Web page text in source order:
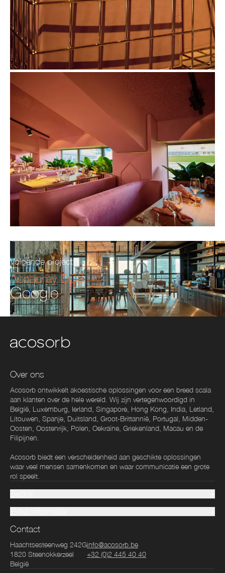
Volgende project
Acospray DC3
Google
Over ons
Acosorb ontwikkelt akoestische oplossingen voor een breed scala
aan klanten over de hele wereld. Wij zijn vertegenwoordigd in
België, Luxemburg, Ierland, Singapore, Hong Kong, India, Letland,
Litouwen, Spanje, Duitsland, Groot-Brittannië, Portugal, Midden-
Oosten, Oostenrijk, Polen, Oekraïne, Griekenland, Macau en de
Filipijnen.
Acosorb biedt een verscheidenheid aan geschikte oplossingen
waar veel mensen samenkomen en waar communicatie een grote
rol speelt.
Contact
Haachtsesteenweg 242G
1820 Steenokkerzeel
België
info@acosorb.be
+32 (0)2 445 40 40